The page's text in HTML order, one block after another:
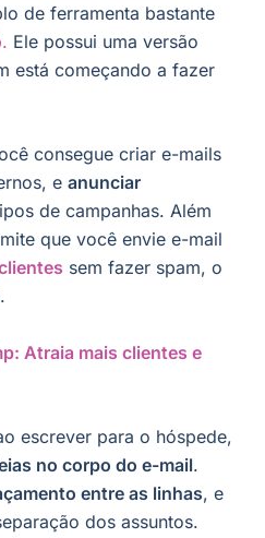
de ferramenta bastante
Ele possui uma versão
está começando a fazer
consegue criar e-mails
e anunciar
de campanhas. Além
que você envie e-mail
sem fazer spam, o
Atraia mais clientes e
escrever para o hóspede,
no corpo do e-mail.
entre as linhas, e
dos assuntos.